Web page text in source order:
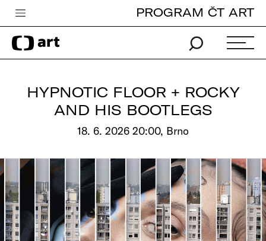
Česká televize
Zpravodajství
Vše o ČT
PROGRAM ČT ART
HYPNOTIC FLOOR + ROCKY
AND HIS BOOTLEGS
18. 6. 2026 20:00, Brno